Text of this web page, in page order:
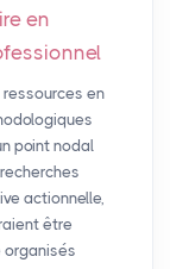
en
ressources en
point nodal
actionnelle,
être
organisés